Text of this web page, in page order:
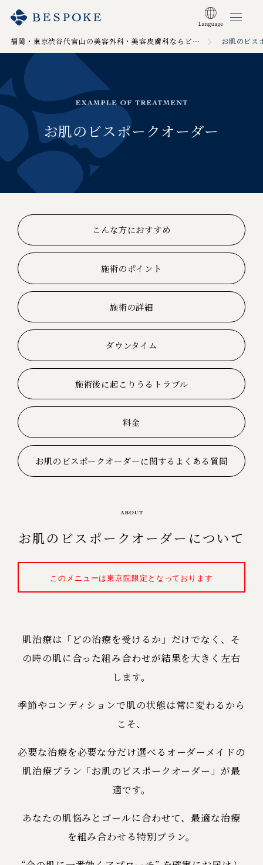
福岡・東京渋谷代官山の美容外科・美容皮膚科ならビスポーククリニック TOP お肌のビス
お肌のビスポークオーダー
こんな方におすすめ
施術のポイント
施術の詳細
ダウンタイム
施術後に起こりうるトラブル
料金
お肌のビスポークオーダーに関するよくある質問
お肌のビスポークオーダーについて
このメニューは東京院限定となっております
肌治療は「どの治療を受けるか」だけでなく、そ
の時の肌に合った組み合わせが結果を大きく左右
します。
季節やコンディションで肌の状態は常に変わるから
こそ、
必要な治療を必要な分だけ選べるオーダーメイドの
肌治療プラン「お肌のビスポークオーダー」が最
適です。
あなたの肌悩みとゴールに合わせて、最適な治療
を組み合わせる特別プラン。